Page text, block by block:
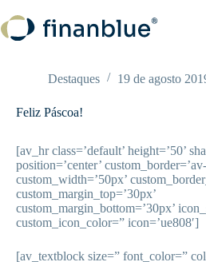
para
o
Destaques 19 de agosto
Feliz Páscoa!
[av_hr class=’default’ height=’50’
position=’center’
custom_width=’50px’
custom_margin_top=’30px’
custom_margin_bottom=’30px’
custom_icon_color=” icon=’ue808′]
[av_textblock size=” font_color=”